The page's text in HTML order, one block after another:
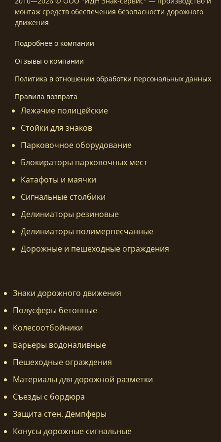
монтаж средств обеспечения безопасности дорожного
движения
Подробнее о компании
Отзывы о компании
Политика в отношении обработки персональных данных
Правила возврата
Лежачие полицейские
Стойки для знаков
Парковочное оборудование
Блокираторы парковочных мест
Катафоты и маячки
Сигнальные столбики
Делиниаторы резиновые
Делиниаторы полимерпесчанные
Дорожные и пешеходные ограждения
Знаки дорожного движения
Полусферы бетонные
Колесоотбойники
Барьеры водоналивные
Пешеходные ограждения
Материалы для дорожной разметки
Съезды с бордюра
Защита стен. Демпферы
Конусы дорожные сигнальные